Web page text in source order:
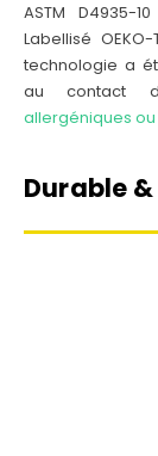
ASTM D4935-
Labellisé
technologie a
au contact
allergéniques
Durable